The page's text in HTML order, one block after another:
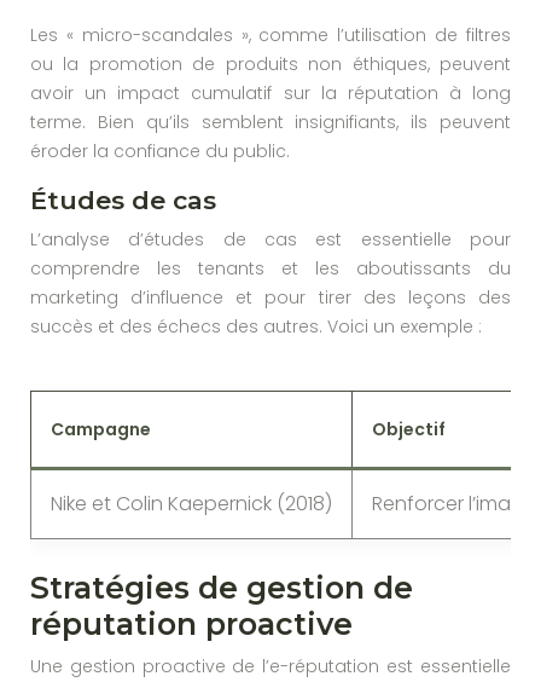
Les « micro-scandales », comme l’utilisation de filtres
ou la promotion de produits non éthiques, peuvent
avoir un impact cumulatif sur la réputation à long
terme. Bien qu’ils semblent insignifiants, ils peuvent
éroder la confiance du public.
Études de cas
L’analyse d’études de cas est essentielle pour
comprendre les tenants et les aboutissants du
marketing d’influence et pour tirer des leçons des
succès et des échecs des autres. Voici un exemple :
Campagne Objectif
Nike et Colin Kaepernick (2018) Renforcer
Stratégies de gestion de
réputation proactive
Une gestion proactive de l’e-réputation est essentielle